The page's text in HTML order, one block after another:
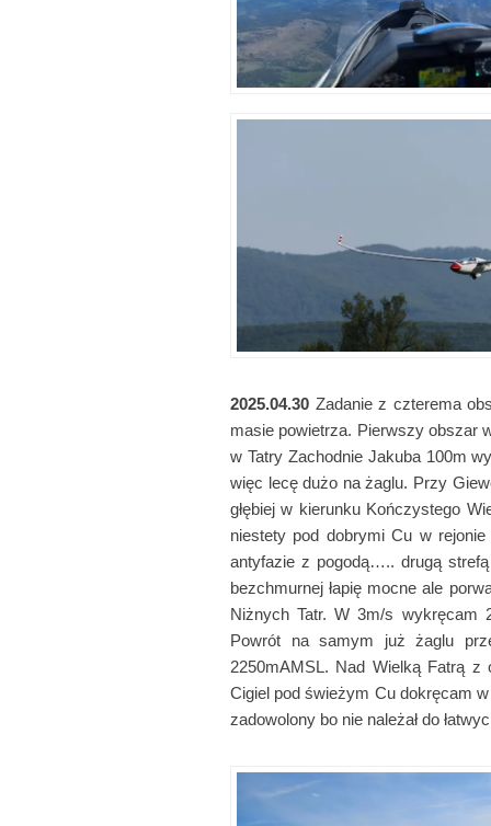
2025.04.30 Zadanie z czterema
masie powietrza. Pierwszy obszar
w Tatry Zachodnie Jakuba 100m
więc lecę dużo na żaglu. Przy
głębiej w kierunku Kończystego
niestety pod dobrymi Cu w
antyfazie z pogodą….. drugą
bezchmurnej łapię mocne ale
Niżnych Tatr. W 3m/s wykręcam
Powrót na samym już żaglu
2250mAMSL. Nad Wielką Fatrą
Cigiel pod świeżym Cu dokręcam
zadowolony bo nie należał do